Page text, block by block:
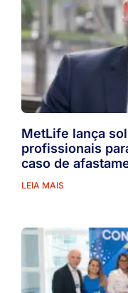
MetLife lança
profissionais
caso de
LEIA MAIS